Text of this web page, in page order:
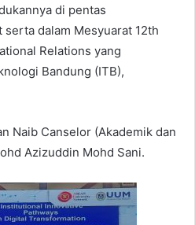
di pentas
dalam Mesyuarat 12th
Relations yang
Bandung (ITB),
Naib Canselor (Akademik dan
Azizuddin Mohd Sani.